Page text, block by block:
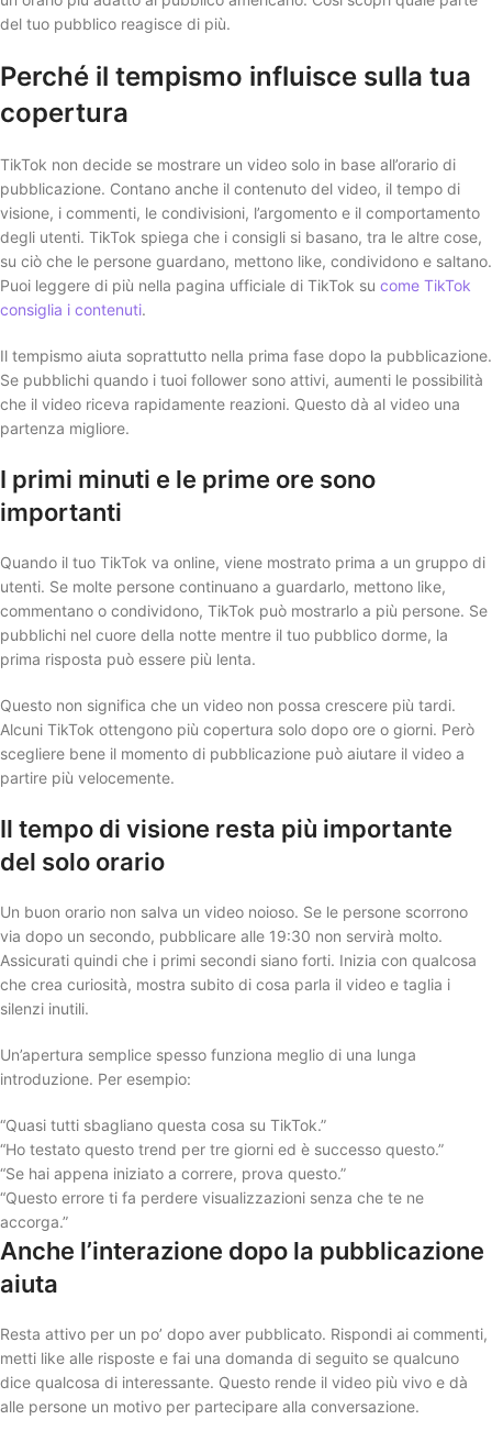
del tuo pubblico reagisce di più.
Perché il tempismo influisce sulla tua
copertura
TikTok non decide se mostrare un video solo in base all’orario di
pubblicazione. Contano anche il contenuto del video, il tempo di
visione, i commenti, le condivisioni, l’argomento e il comportamento
degli utenti. TikTok spiega che i consigli si basano, tra le altre cose,
su ciò che le persone guardano, mettono like, condividono e saltano.
Puoi leggere di più nella pagina ufficiale di TikTok su come TikTok
consiglia i contenuti.
Il tempismo aiuta soprattutto nella prima fase dopo la pubblicazione.
Se pubblichi quando i tuoi follower sono attivi, aumenti le possibilità
che il video riceva rapidamente reazioni. Questo dà al video una
partenza migliore.
I primi minuti e le prime ore sono
importanti
Quando il tuo TikTok va online, viene mostrato prima a un gruppo di
utenti. Se molte persone continuano a guardarlo, mettono like,
commentano o condividono, TikTok può mostrarlo a più persone. Se
pubblichi nel cuore della notte mentre il tuo pubblico dorme, la
prima risposta può essere più lenta.
Questo non significa che un video non possa crescere più tardi.
Alcuni TikTok ottengono più copertura solo dopo ore o giorni. Però
scegliere bene il momento di pubblicazione può aiutare il video a
partire più velocemente.
Il tempo di visione resta più importante
del solo orario
Un buon orario non salva un video noioso. Se le persone scorrono
via dopo un secondo, pubblicare alle 19:30 non servirà molto.
Assicurati quindi che i primi secondi siano forti. Inizia con qualcosa
che crea curiosità, mostra subito di cosa parla il video e taglia i
silenzi inutili.
Un’apertura semplice spesso funziona meglio di una lunga
introduzione. Per esempio:
“Quasi tutti sbagliano questa cosa su TikTok.”
“Ho testato questo trend per tre giorni ed è successo questo.”
“Se hai appena iniziato a correre, prova questo.”
“Questo errore ti fa perdere visualizzazioni senza che te ne
accorga.”
Anche l’interazione dopo la pubblicazione
aiuta
Resta attivo per un po’ dopo aver pubblicato. Rispondi ai commenti,
metti like alle risposte e fai una domanda di seguito se qualcuno
dice qualcosa di interessante. Questo rende il video più vivo e dà
alle persone un motivo per partecipare alla conversazione.